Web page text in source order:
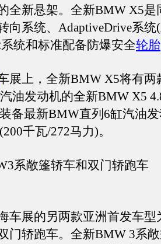
全新悬架。全新BMW X5是
向系统、AdaptiveDrive系
统和标准配备防爆安全轮胎
展上，全新BMW X5将有两
油发动机的全新BMW X5
备最新BMW直列6缸汽油
千瓦/272马力)。
敞篷轿车和双门轿跑车
展的另两款亚洲首发车型
门轿跑车。全新BMW 3系